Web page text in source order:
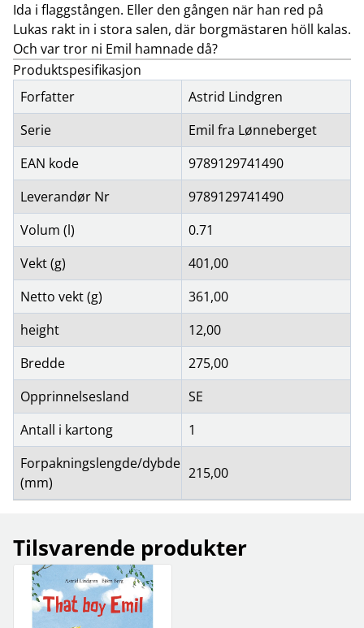
Ida i flaggstången. Eller den gången när han red på
Lukas rakt in i stora salen, där borgmästaren höll kalas.
Och var tror ni Emil hamnade då?
Produktspesifikasjon
Forfatter
Astrid Lindgren
Serie
Emil fra Lønneberget
EAN kode
9789129741490
Leverandør Nr
9789129741490
Volum (l)
0.71
Vekt (g)
401,00
Netto vekt (g)
361,00
height
12,00
Bredde
275,00
Opprinnelsesland
SE
Antall i kartong
1
Forpakningslengde/dybde
(mm)
215,00
Tilsvarende produkter